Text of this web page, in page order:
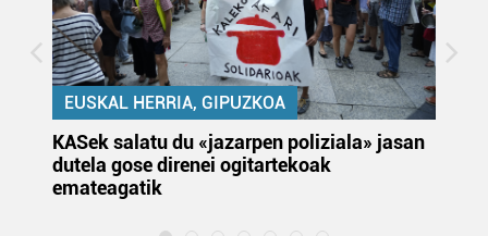
EUSKAL HERRIA, GIPUZKOA
KASek salatu du «jazarpen poliziala» jasan
dutela gose direnei ogitartekoak
emateagatik